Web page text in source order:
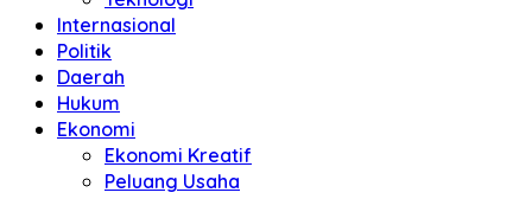
Internasional
Politik
Daerah
Hukum
Ekonomi
Ekonomi Kreatif
Peluang Usaha